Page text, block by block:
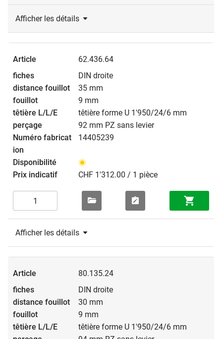
Afficher les détails
62.436.64
DIN droite
35 mm
9 mm
têtière forme U 1'950/24/6 mm
92 mm PZ sans levier
14405239
CHF 1'312.00 / 1 pièce
Afficher les détails
80.135.24
DIN droite
30 mm
9 mm
têtière forme U 1'950/24/6 mm